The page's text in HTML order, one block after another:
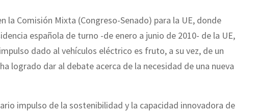
la Comisión Mixta (Congreso-Senado) para la UE, donde
española de turno -de enero a junio de 2010- de la UE,
dado al vehículos eléctrico es fruto, a su vez, de un
logrado dar al debate acerca de la necesidad de una nueva
impulso de la sostenibilidad y la capacidad innovadora de